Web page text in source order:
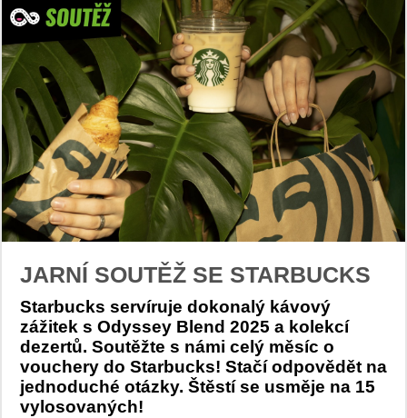
JARNÍ SOUTĚŽ SE STARBUCKS
Starbucks servíruje dokonalý kávový
zážitek s Odyssey Blend 2025 a kolekcí
dezertů. Soutěžte s námi celý měsíc o
vouchery do Starbucks! Stačí odpovědět na
jednoduché otázky. Štěstí se usměje na 15
vylosovaných!